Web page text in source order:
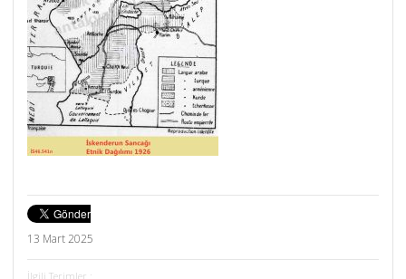
13 Mart 2025
İlgili Terimler :